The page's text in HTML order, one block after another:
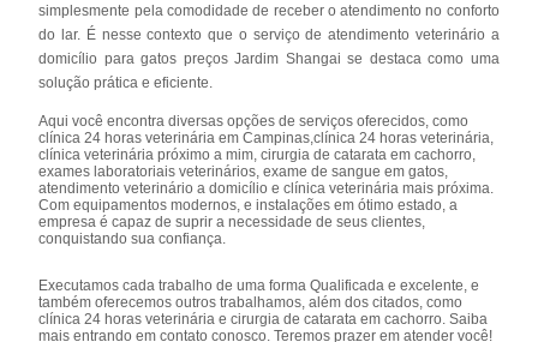
simplesmente pela comodidade de receber o atendimento no conforto
do lar. É nesse contexto que o serviço de atendimento veterinário a
domicílio para gatos preços Jardim Shangai se destaca como uma
solução prática e eficiente.
Aqui você encontra diversas opções de serviços oferecidos, como
clínica 24 horas veterinária em Campinas,clínica 24 horas veterinária,
clínica veterinária próximo a mim, cirurgia de catarata em cachorro,
exames laboratoriais veterinários, exame de sangue em gatos,
atendimento veterinário a domicílio e clínica veterinária mais próxima.
Com equipamentos modernos, e instalações em ótimo estado, a
empresa é capaz de suprir a necessidade de seus clientes,
conquistando sua confiança.
Executamos cada trabalho de uma forma Qualificada e excelente, e
também oferecemos outros trabalhamos, além dos citados, como
clínica 24 horas veterinária e cirurgia de catarata em cachorro. Saiba
mais entrando em contato conosco. Teremos prazer em atender você!